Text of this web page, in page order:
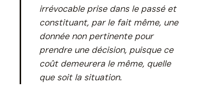
irrévocable prise dans le passé et
constituant, par le fait même, une
donnée non pertinente pour
prendre une décision, puisque ce
coût demeurera le même, quelle
que soit la situation.